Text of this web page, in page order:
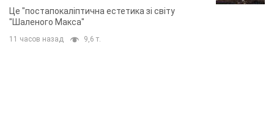
Це "постапокаліптична естетика зі світу
"Шаленого Макса"
11 часов назад 9,6 т.